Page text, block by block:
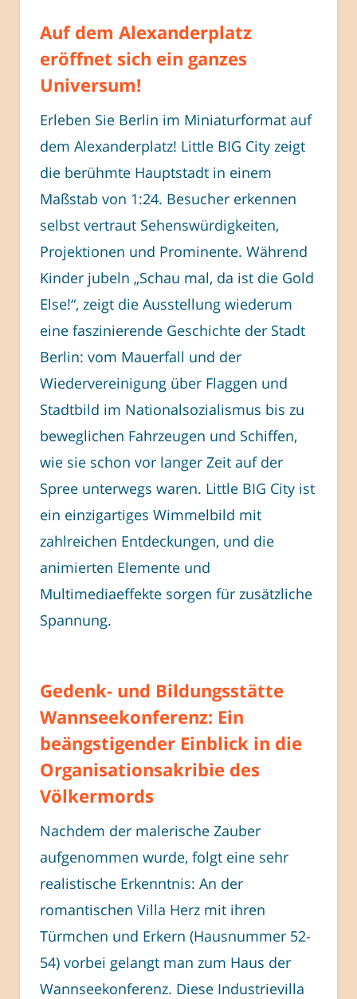
Auf dem Alexanderplatz
eröffnet sich ein ganzes
Universum!
Erleben Sie Berlin im Miniaturformat auf
dem Alexanderplatz! Little BIG City zeigt
die berühmte Hauptstadt in einem
Maßstab von 1:24. Besucher erkennen
selbst vertraut Sehenswürdigkeiten,
Projektionen und Prominente. Während
Kinder jubeln „Schau mal, da ist die Gold
Else!“, zeigt die Ausstellung wiederum
eine faszinierende Geschichte der Stadt
Berlin: vom Mauerfall und der
Wiedervereinigung über Flaggen und
Stadtbild im Nationalsozialismus bis zu
beweglichen Fahrzeugen und Schiffen,
wie sie schon vor langer Zeit auf der
Spree unterwegs waren. Little BIG City ist
ein einzigartiges Wimmelbild mit
zahlreichen Entdeckungen, und die
animierten Elemente und
Multimediaeffekte sorgen für zusätzliche
Spannung.
Gedenk- und Bildungsstätte
Wannseekonferenz: Ein
beängstigender Einblick in die
Organisationsakribie des
Völkermords
Nachdem der malerische Zauber
aufgenommen wurde, folgt eine sehr
realistische Erkenntnis: An der
romantischen Villa Herz mit ihren
Türmchen und Erkern (Hausnummer 52-
54) vorbei gelangt man zum Haus der
Wannseekonferenz. Diese Industrievilla